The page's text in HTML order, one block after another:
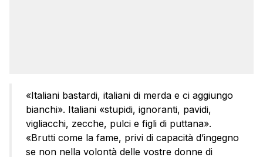
«Italiani bastardi, italiani di merda e ci aggiungo
bianchi». Italiani «stupidi, ignoranti, pavidi,
vigliacchi, zecche, pulci e figli di puttana».
«Brutti come la fame, privi di capacità d’ingegno
se non nella volontà delle vostre donne di